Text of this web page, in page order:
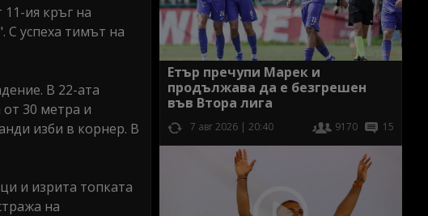
ия кръг на
С успеха тимът на
В 22-ата
30 метра и
изби в корнер. В
и изрита топката
на
Етър пречупи Марек и
продължава да е безгрешен
във Втора лига
7 авг 2026 | 20:40 9170 15